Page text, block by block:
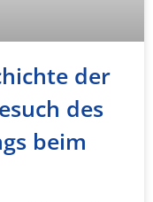
der
des
beim